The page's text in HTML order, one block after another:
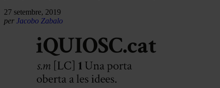
27 setembre, 2019
per Jacobo Zabalo